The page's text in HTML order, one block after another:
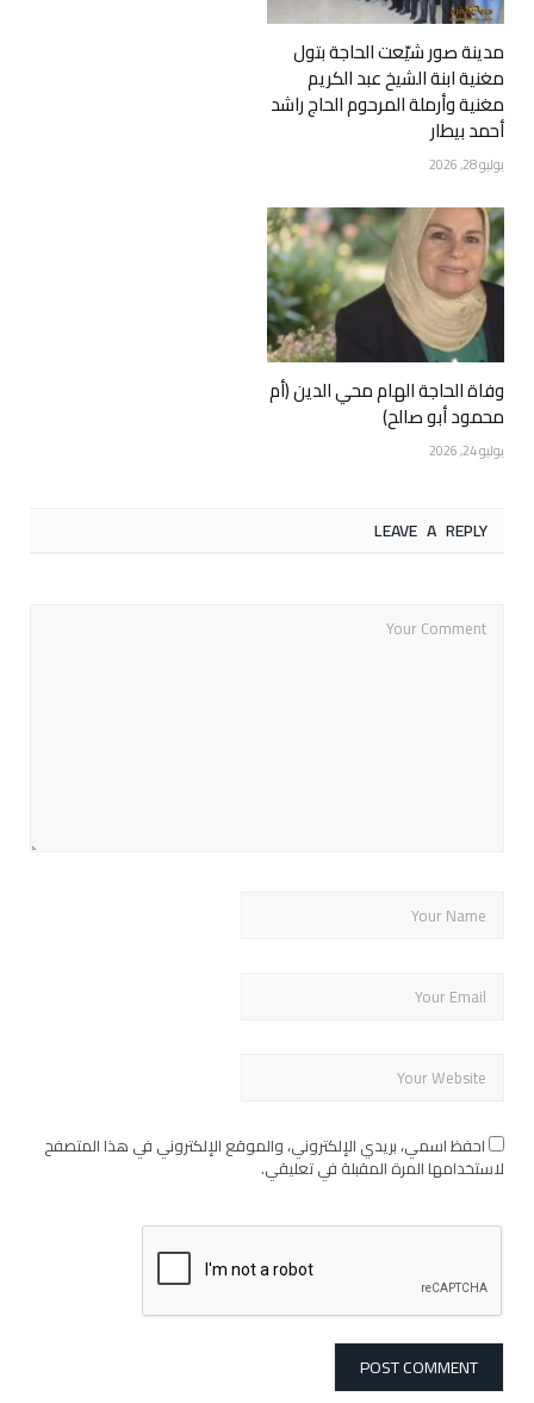
مدينة صور شيّعت الحاجة بتول
مغنية ابنة الشيخ عبد الكريم
مغنية وأرملة المرحوم الحاج راشد
أحمد بيطار
يوليو 28, 2026
وفاة الحاجة الهام محي الدين (أم
محمود أبو صالح)
يوليو 24, 2026
LEAVE A REPLY
احفظ اسمي، بريدي الإلكتروني، والموقع الإلكتروني في هذا المتصفح
لاستخدامها المرة المقبلة في تعليقي.